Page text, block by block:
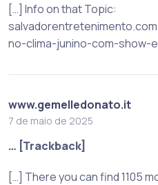
[…] Info on that Topic:
no-clima-junino-com-show-
www.gemelledonato.it
7 de maio de 2025
… [Trackback]
[…] There you can find 1105